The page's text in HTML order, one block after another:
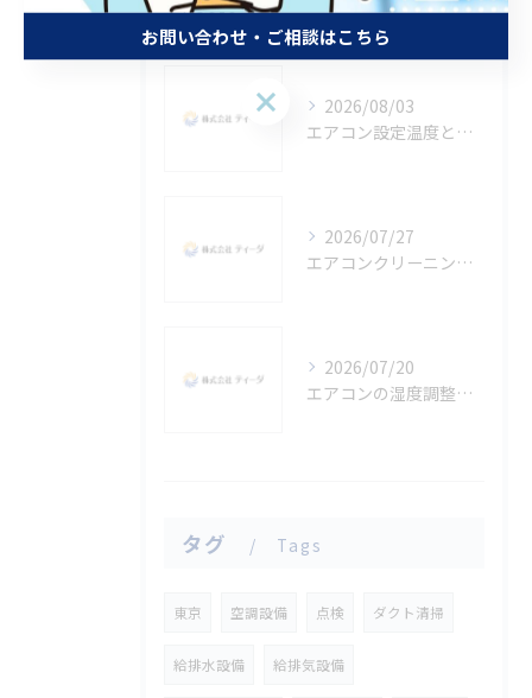
Posts
2026/08/03
エアコン設定温度と東京都東大和市の快適節電生活を実現するコツ
2026/07/27
エアコンクリーニング効果で省エネと健康を守るメリットとおすすめ活用術
2026/07/20
エアコンの湿度調整で快適生活を実現する東京都台東区の賢い選び方
タグ Tags
東京 空調設備 点検 ダクト清掃
給排水設備 給排気設備
お問い合わせ・ご相談はこちら
お問い合わせ・ご相談はこちら